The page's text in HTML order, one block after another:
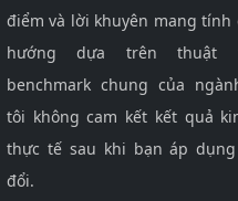
điểm và lời khuyên mang tính
hướng dựa trên thuật
benchmark chung của
tôi không cam kết kết quả
thực tế sau khi bạn áp
đổi.